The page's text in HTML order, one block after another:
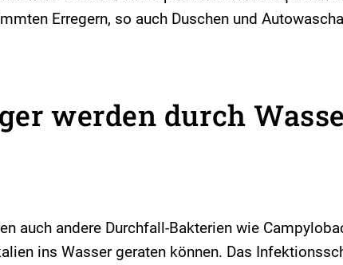
Erregern, so auch Duschen und
werden durch
auch andere Durchfall-Bakterien wie
ins Wasser geraten können. Das